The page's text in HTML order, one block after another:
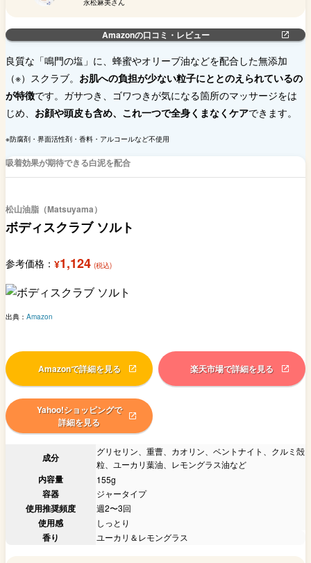
永松麻美さん
Amazonの口コミ・レビュー
良質な「鳴門の塩」に、蜂蜜やオリーブ油などを配合した無添加
（※）スクラブ。 お肌への負担が少ない粒子にととのえられているの
が特徴です。ガサつき、ゴワつきが気になる箇所のマッサージをは
じめ、 お顔や頭皮も含め、これ一つで全身くまなくケアできます。
※防腐剤・界面活性剤・香料・アルコールなど不使用
吸着効果が期待できる白泥を配合
松山油脂（Matsuyama）
ボディスクラブ ソルト
参考価格： ¥1,124 (税込)
出典： Amazon
Amazonで詳細を見る 楽天市場で詳細を見る
Yahoo!ショッピングで
詳細を見る
成分
グリセリン、重曹、カオリン、ベントナイト、クルミ殻
粒、ユーカリ葉油、レモングラス油など
内容量 155g
容器 ジャータイプ
使用推奨頻度 週2〜3回
使用感 しっとり
香り ユーカリ＆レモングラス